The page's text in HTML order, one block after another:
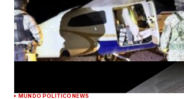
MUNDO POLÍTICONEWS